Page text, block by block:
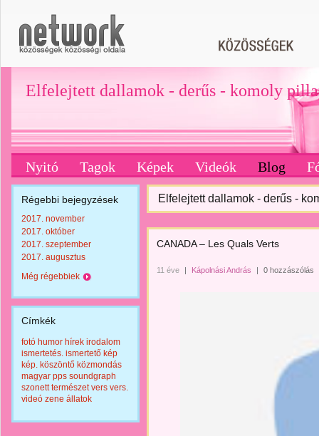
Elfelejtett dallamok - derűs - komoly
Nyitó Tagok Képek Videók Blog
Régebbi bejegyzések
2017. november
2017. október
2017. szeptember
2017. augusztus
Még régebbiek
Címkék
fotó humor hírek irodalom
ismertetés. ismertető kép
kép. köszöntő közmondás
magyar pps soundgraph
szonett természet vers vers.
videó zene állatok
Elfelejtett dallamok - derűs -
CANADA – Les Quals Verts
11 éve | Kápolnási András | 0 hozzászólás